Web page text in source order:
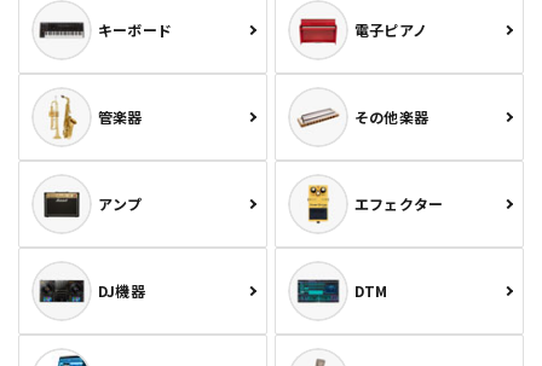
キーボード 電子ピアノ
管楽器 その他楽器
アンプ エフェクター
DJ機器 DTM